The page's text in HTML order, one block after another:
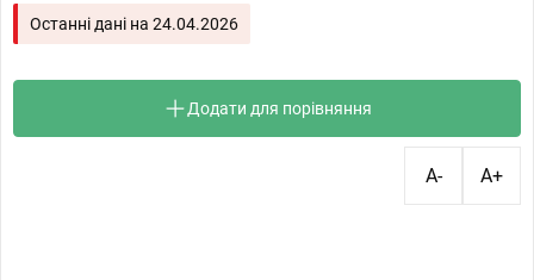
Останні дані на 24.04.2026
Додати для порівняння
A- A+